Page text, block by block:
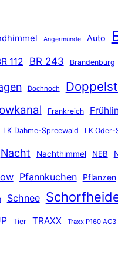
Angermünde Auto
112 BR 243 Brandenburg
Dochnoch
Frankreich
LK Dahme-Spreewald LK Oder-
Nacht Nachthimmel NEB
Pfannkuchen Pflanzen
Schnee
Tier TRAXX Traxx P160 AC3